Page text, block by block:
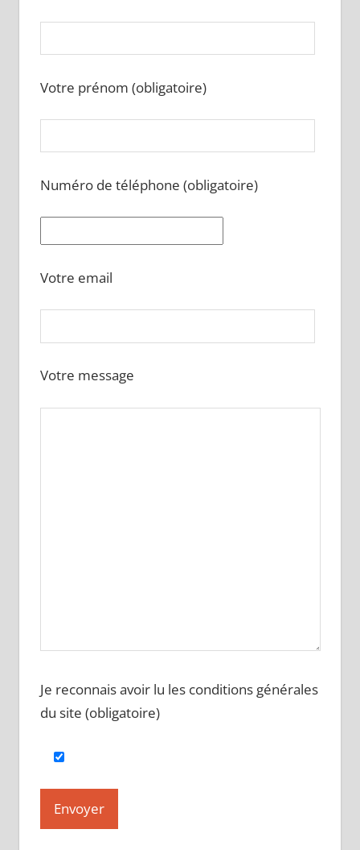
Votre prénom (obligatoire)
Numéro de téléphone (obligatoire)
Votre email
Votre message
Je reconnais avoir lu les conditions générales
du site (obligatoire)